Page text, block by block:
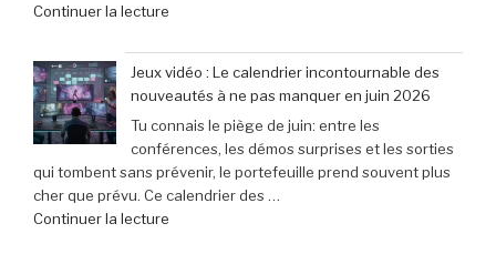
des
passionnés
de
jeux
vidéo
en
Afrique »
Continuer la lecture
31
mai
2026
:
29
escapades
incontournables
Jeux vidéo : Le calendrier incontournable des
nouveautés à ne pas manquer en juin 2026
Tu connais le piège de juin: entre les
conférences, les démos surprises et les sorties
qui tombent sans prévenir, le portefeuille prend souvent plus
cher que prévu. Ce calendrier des …
Continuer la lecture